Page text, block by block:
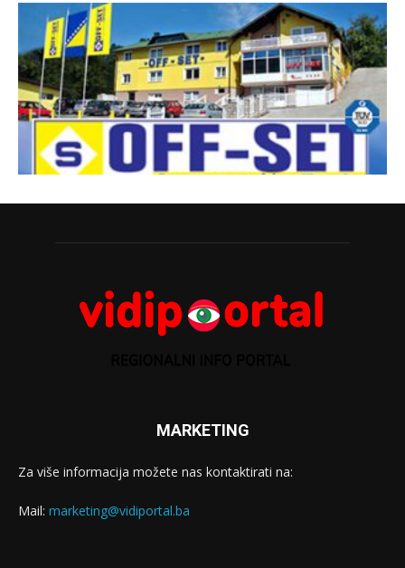
MARKETING
Za više informacija možete nas kontaktirati na:
Mail: marketing@vidiportal.ba